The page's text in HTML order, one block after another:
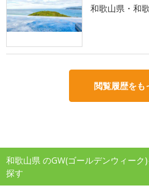
和歌山県・和
閲覧履歴をも
和歌山県 のGW(ゴールデンウィー
探す